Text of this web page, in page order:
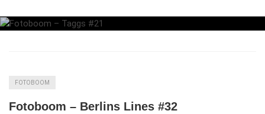
FOTOBOOM
Fotoboom – Berlins Lines #32